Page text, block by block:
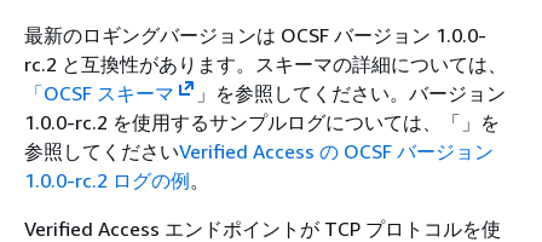
最新のロギングバージョンは OCSF バージョン 1.0.0-
rc.2 と互換性があります。スキーマの詳細については、
「OCSF スキーマ
」を参照してください。バージョン
1.0.0-rc.2 を使用するサンプルログについては、「」を
参照してくださいVerified Access の OCSF バージョン
1.0.0-rc.2 ログの例。
Verified Access エンドポイントが TCP プロトコルを使